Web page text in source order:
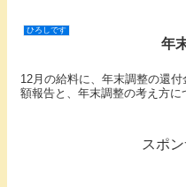
ひろしです
年
12月の給料に、年末調整の還
額報告と、年末調整の考え方に
スポ